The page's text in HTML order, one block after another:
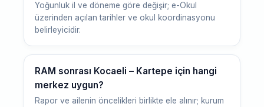
Yoğunluk il ve döneme göre değişir; e-Okul
üzerinden açılan tarihler ve okul koordinasyonu
belirleyicidir.
RAM sonrası Kocaeli – Kartepe için hangi
merkez uygun?
Rapor ve ailenin öncelikleri birlikte ele alınır; kurum